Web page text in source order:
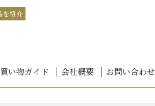
を紹介
北の海鮮鍋
北海道干物
北海道バラエティ
北海道魚卵
北海道かに
北海道鮭
北海道海鮮丼
海鮮お刺身
海鮮しゃぶしゃぶ
うなぎ 蒲焼き 鹿児島産
うなぎ 白焼き 鹿児島産
うなぎ 蒲焼・白焼詰合せ
うなぎお得セット
きざみうなぎ
生産者 伊崎田の鰻
生産者 楠田淡水
霧島茶
4,000円未満
4,000円～
6,000円～
8,000円～
10,000円～
12,000円～
14,000円～
16,000円～
18,000円以上
い物ガイド
文方法
払方法
登録について
(のし)について
セージカードについて
について
のお届けについて
方法
・キャンセル
書について
あるご質問
会社概要 お問い合わせ